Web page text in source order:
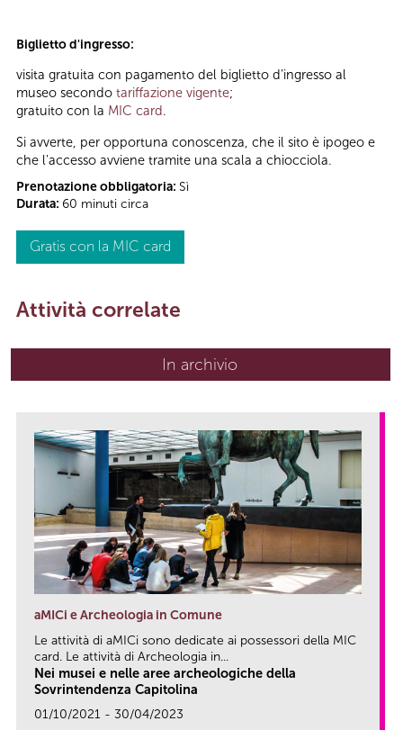
Biglietto d'ingresso:
visita gratuita con pagamento del biglietto d’ingresso al
museo secondo tariffazione vigente;
gratuito con la MIC card.
Si avverte, per opportuna conoscenza, che il sito è ipogeo e
che l'accesso avviene tramite una scala a chiocciola.
Prenotazione obbligatoria: Sì
Durata: 60 minuti circa
Gratis con la MIC card
Attività correlate
In archivio
aMICi e Archeologia in Comune
Le attività di aMICi sono dedicate ai possessori della MIC
card. Le attività di Archeologia in...
Nei musei e nelle aree archeologiche della
Sovrintendenza Capitolina
01/10/2021 - 30/04/2023